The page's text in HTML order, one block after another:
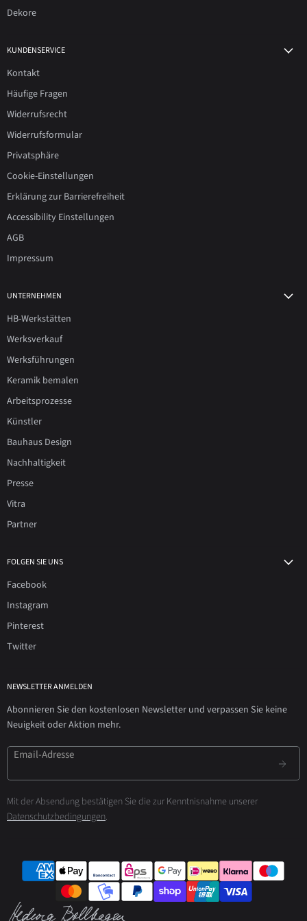
Dekore
KUNDENSERVICE
Kontakt
Häufige Fragen
Widerrufsrecht
Widerrufsformular
Privatsphäre
Cookie-Einstellungen
Erklärung zur Barrierefreiheit
Accessibility Einstellungen
AGB
Impressum
UNTERNEHMEN
HB-Werkstätten
Werksverkauf
Werksführungen
Keramik bemalen
Arbeitsprozesse
Künstler
Bauhaus Design
Nachhaltigkeit
Presse
Vitra
Partner
FOLGEN SIE UNS
Facebook
Instagram
Pinterest
Twitter
NEWSLETTER ANMELDEN
Abonnieren Sie den kostenlosen Newsletter und verpassen Sie keine
Neuigkeit oder Aktion mehr.
Email-Adresse
Mit der Absendung bestätigen Sie die zur Kenntnisnahme unserer
Datenschutzbedingungen.